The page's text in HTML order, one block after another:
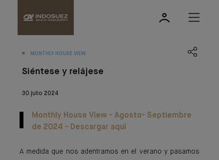
MONTHLY HOUSE VIEW
Siéntese y relájese
30 julio 2024
Monthly House View - Agosto- Septiembre
de 2024 - Descargar aqui
A medida que nos adentramos en el verano y pasamos